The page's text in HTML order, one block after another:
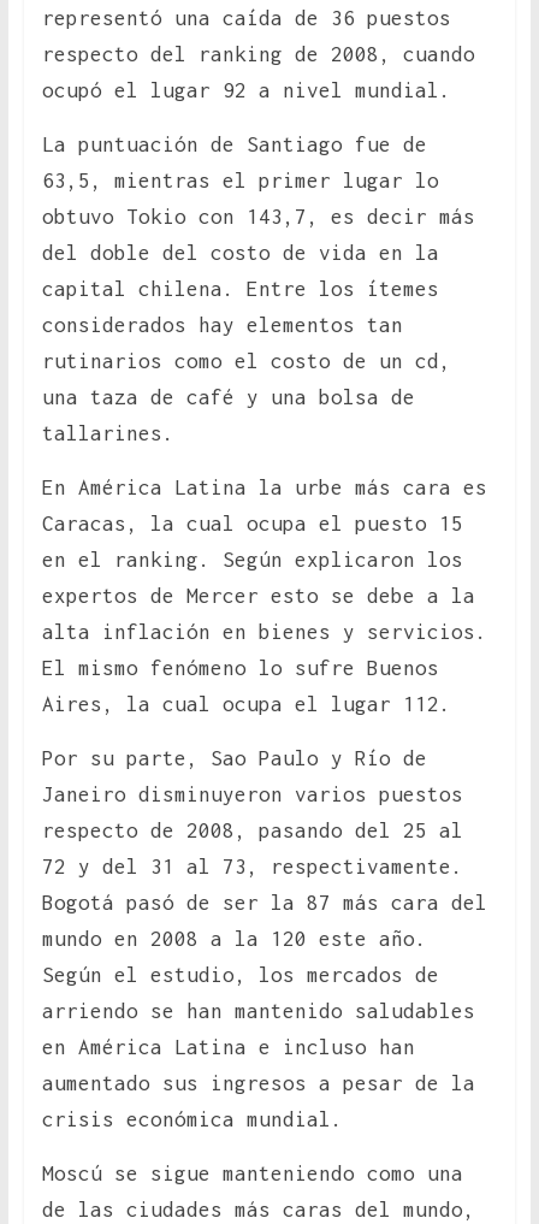
representó una caída de 36 puestos
respecto del ranking de 2008, cuando
ocupó el lugar 92 a nivel mundial.
La puntuación de Santiago fue de
63,5, mientras el primer lugar lo
obtuvo Tokio con 143,7, es decir más
del doble del costo de vida en la
capital chilena. Entre los ítemes
considerados hay elementos tan
rutinarios como el costo de un cd,
una taza de café y una bolsa de
tallarines.
En América Latina la urbe más cara es
Caracas, la cual ocupa el puesto 15
en el ranking. Según explicaron los
expertos de Mercer esto se debe a la
alta inflación en bienes y servicios.
El mismo fenómeno lo sufre Buenos
Aires, la cual ocupa el lugar 112.
Por su parte, Sao Paulo y Río de
Janeiro disminuyeron varios puestos
respecto de 2008, pasando del 25 al
72 y del 31 al 73, respectivamente.
Bogotá pasó de ser la 87 más cara del
mundo en 2008 a la 120 este año.
Según el estudio, los mercados de
arriendo se han mantenido saludables
en América Latina e incluso han
aumentado sus ingresos a pesar de la
crisis económica mundial.
Moscú se sigue manteniendo como una
de las ciudades más caras del mundo,